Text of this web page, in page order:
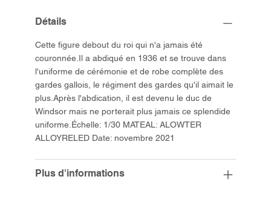
Détails
Cette figure debout du roi qui n'a jamais été
couronnée.Il a abdiqué en 1936 et se trouve dans
l'uniforme de cérémonie et de robe complète des
gardes gallois, le régiment des gardes qu'il aimait le
plus.Après l'abdication, il est devenu le duc de
Windsor mais ne porterait plus jamais ce splendide
uniforme.Échelle: 1/30 MATEAL: ALOWTER
ALLOYRELED Date: novembre 2021
Plus d'informations